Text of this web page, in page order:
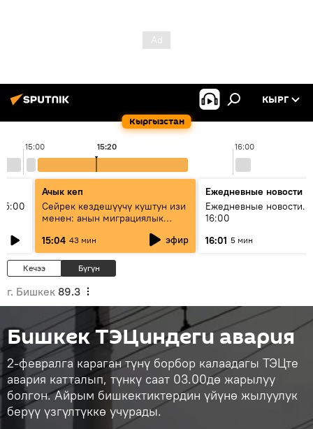
Кыргызстан
КЫРГ
15:00 16:00
15:20
Ачык кеп
Сейрек кездешүүчү куштун изи
менен: анын миграциялык
жолу эмнеден кабар берет?
15:04 43 мин эфир
Ежедневные новости
Ежедневные новости.
16:00
16:01 5 мин
Кечээ Бүгүн
г. Бишкек 89.3
Бишкек ТЭЦиндеги авария
2-февралга караган түнү борбор калаадагы ТЭЦте
авария катталып, түнкү саат 03.00дө жарылуу
болгон. Айрым бишкектиктердин үйүнө жылуулук
берүү үзгүлтүккө учурады.